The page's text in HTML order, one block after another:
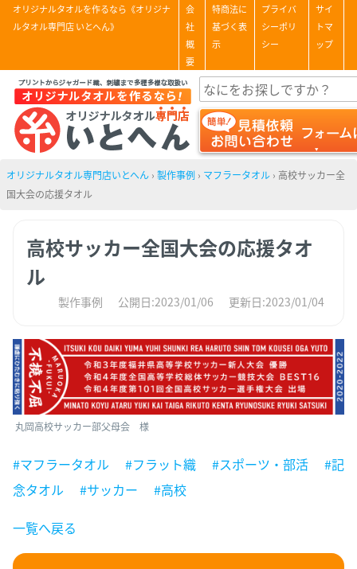
オリジナルタオルを作るなら《オリジナ
ルタオル専門店 いとへん》
会
社
概
要
特商法に
基づく表
示
プライバ
シーポリ
シー
サイ
トマ
ップ
オリジナルタオル専門店いとへん › 製作事例 › マフラータオル › 高校サッカー全
国大会の応援タオル
高校サッカー全国大会の応援タオ
ル
製作事例 公開日:2023/01/06 更新日:2023/01/04
丸岡高校サッカー部父母会 様
#マフラータオル #フラット織 #スポーツ・部活
#記
念タオル
#サッカー
#高校
一覧へ戻る